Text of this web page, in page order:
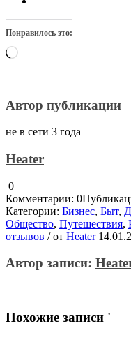
Понравилось это:
Загрузка…
Автор публикации
не в сети 3 года
Heater
0
Комментарии: 0
Категории: Бизнес, Быт,
Общество, Путешествия,
отзывов /от Heater
Автор записи:
Похожие записи '